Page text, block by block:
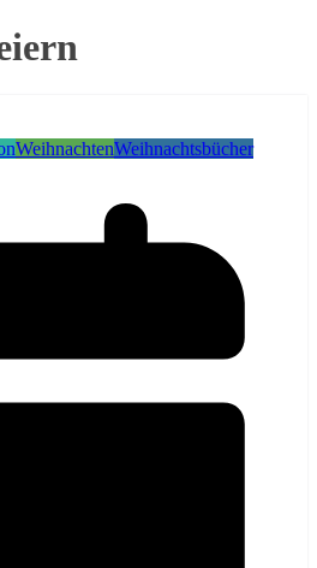
WeihnachtenWeihnachtsbücher